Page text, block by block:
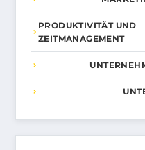
PRODUKTIVITÄT UND
ZEITMANAGEMENT